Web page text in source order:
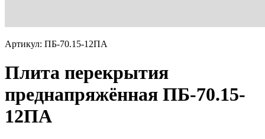
Артикул: ПБ-70.15-12ПА
Плита перекрытия
преднапряжённая ПБ-70.15-
12ПА